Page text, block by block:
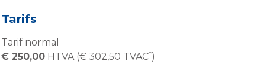
Tarifs
Tarif normal
€ 250,00 HTVA (€ 302,50 TVAC*)